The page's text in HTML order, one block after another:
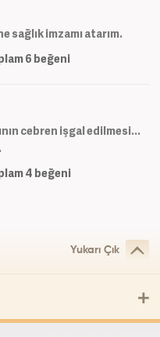
sağlık imzamı atarım.
6 beğeni
cebren işgal edilmesi...
4 beğeni
Yukarı Çık